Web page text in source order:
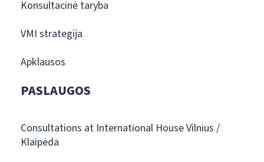
Konsultacinė taryba
VMI strategija
Apklausos
PASLAUGOS
Consultations at International House Vilnius /
Klaipėda